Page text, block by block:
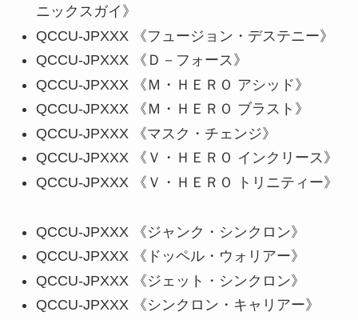
ニックスガイ》
QCCU-JPXXX 《フュージョン・デステニー》
QCCU-JPXXX 《Ｄ－フォース》
QCCU-JPXXX 《Ｍ・ＨＥＲＯ アシッド》
QCCU-JPXXX 《Ｍ・ＨＥＲＯ ブラスト》
QCCU-JPXXX 《マスク・チェンジ》
QCCU-JPXXX 《Ｖ・ＨＥＲＯ インクリース》
QCCU-JPXXX 《Ｖ・ＨＥＲＯ トリニティー》
QCCU-JPXXX 《ジャンク・シンクロン》
QCCU-JPXXX 《ドッペル・ウォリアー》
QCCU-JPXXX 《ジェット・シンクロン》
QCCU-JPXXX 《シンクロン・キャリアー》